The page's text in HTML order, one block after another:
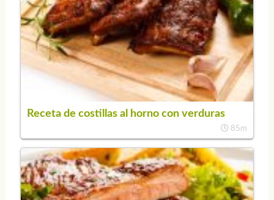
Receta de costillas al horno con verduras
85m